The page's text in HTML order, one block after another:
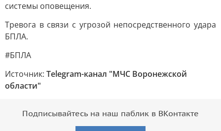
системы оповещения.
Тревога в связи с угрозой непосредственного удара
БПЛА.
#БПЛА
Источник: Telegram-канал "МЧС Воронежской
области"
Подписывайтесь на наш паблик в ВКонтакте